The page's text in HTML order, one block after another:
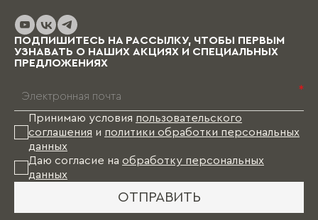
ПОДПИШИТЕСЬ НА РАССЫЛКУ, ЧТОБЫ ПЕРВЫМ
УЗНАВАТЬ О НАШИХ АКЦИЯХ И СПЕЦИАЛЬНЫХ
ПРЕДЛОЖЕНИЯХ
*
Принимаю условия пользовательского
соглашения и политики обработки персональных
данных
Даю согласие на обработку персональных
данных
ОТПРАВИТЬ